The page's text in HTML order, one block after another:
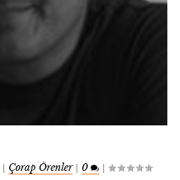
| Çorap Örenler| 0 |